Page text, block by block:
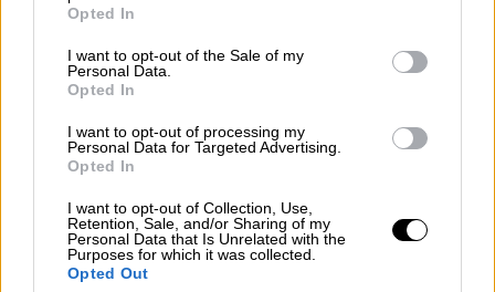
use your data for below specified purposes in below Google
consent section.
Opted In
I want to opt-out of the Sale of my
Personal Data.
Opted In
I want to opt-out of processing my
Personal Data for Targeted Advertising.
Opted In
I want to opt-out of Collection, Use,
Retention, Sale, and/or Sharing of my
Personal Data that Is Unrelated with the
Purposes for which it was collected.
Opted Out
και σπίτια, μεταδίδουν οι
Ωστόσο, παράγοντες της επιρροής και
ακροδεξιοί σχολιαστές
βγάλουν τα δικά τους συμπεράσματα,
διατυπώνονταςθεωρίες σχετικά με την
αντίδραση, η οποία, όπως είπαν,
ισοδυναμούσε με εκτεταμένη συγκάλυψη.